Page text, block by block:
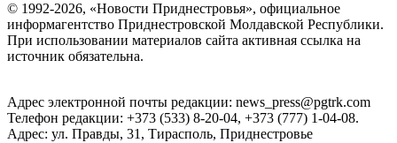
© 1992-2026, «Новости Приднестровья», официальное
информагентство Приднестровской Молдавской Республики.
При использовании материалов сайта активная ссылка на
источник обязательна.
Адрес электронной почты редакции: news_press@pgtrk.com
Телефон редакции: +373 (533) 8-20-04, +373 (777) 1-04-08.
Адрес: ул. Правды, 31, Тирасполь, Приднестровье